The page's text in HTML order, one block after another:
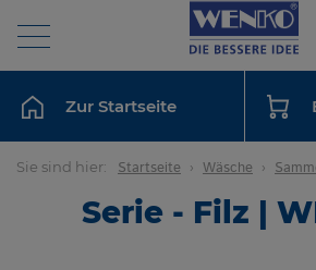
Suche
Zur Startseite
Sie sind hier: Startseite Wäsche
Serie - Filz |